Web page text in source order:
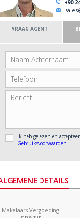
+90
VRAAG AGENT
Ik heb gelezen en accepteer
Gebruiksvoorwaarden.
DETAILS
Makelaars Vergoeding